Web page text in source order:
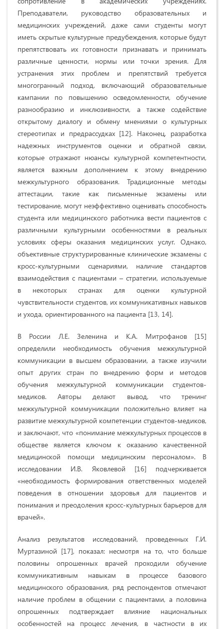
Преподаватели, руководство образовательных и
медицинских учреждений, даже сами студенты могут
иметь скрытые культурные предубеждения, которые будут
препятствовать их готовности признавать и принимать
различные ценности, нормы или точки зрения. Для
устранения этих проблем и препятствий требуется
многогранный подход, включающий образовательные
кампании по повышению осведомленности, обучение
разнообразию и инклюзивности, а также содействие
открытому диалогу и обмену мнениями о культурных
стереотипах и предрассудках [12]. Наконец, разработка
надежных инструментов оценки и обратной связи,
которые отражают нюансы культурной компетентности,
является важным дополнением к этому внедрению
межкультурного образования. Традиционные методы
аттестации, такие как письменные экзамены или
тестирование, могут неэффективно оценивать способность
студента или медицинского работника вести пациентов с
различными культурными особенностями в реальных
условиях сферы оказания медицинских услуг. Однако,
объективные структурированные клинические экзамены с
кросс-культурными сценариями, наличие стандартов
взаимодействия с пациентами – стратегии, используемые
в некоторых странах для оценки культурной
чувствительности студентов, их коммуникативных навыков
и ухода, ориентированного на пациента [13, 14].
В России Л.Е. Зеленина и К.А. Митрофанов [15]
определили необходимость обучения межкультурной
коммуникации в высшем образовании, а также изучили
опыт других стран по внедрению форм и методов
обучения межкультурной коммуникации студентов-
медиков. Авторы делают вывод, что тренинг
межкультурной коммуникации положительно влияет на
развитие межкультурной компетенции студентов-медиков,
и заключают, что «понимание межкультурных процессов в
обществе является ключом к оказанию качественной
медицинской помощи медицинским персоналом». В
исследовании И.В. Яковлевой [16] подчеркивается
«необходимость формирования ответственных моделей
поведения в отношении здоровья для пациентов и
понимания и преодоления кросс-культурных барьеров для
врачей».
Анализ результатов исследований, проведенных Г.И.
Муртазиной [17], показал: несмотря на то, что больше
половины опрошенных врачей проходили обучение
коммуникативным навыкам в процессе базового
медицинского образования, ряд респондентов отмечают
наличие проблем в общении с пациентами, а половина
опрошенных подтверждает влияние национальных
особенностей на процесс лечения, в частности в их